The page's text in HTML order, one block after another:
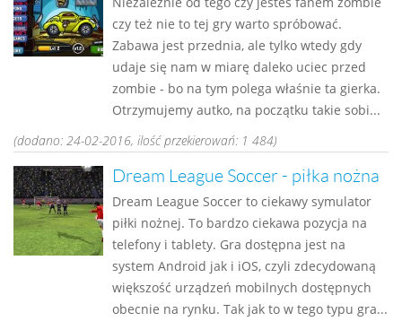
czy też nie to tej gry warto spróbować.
Zabawa jest przednia, ale tylko wtedy gdy
udaje się nam w miarę daleko uciec przed
zombie - bo na tym polega właśnie ta gierka.
Otrzymujemy autko, na początku takie sobi...
(dodano: 24-02-2016, ilość przekierowań: 1 484)
Dream League Soccer - piłka nożna
Dream League Soccer to ciekawy symulator
piłki nożnej. To bardzo ciekawa pozycja na
telefony i tablety. Gra dostępna jest na
system Android jak i iOS, czyli zdecydowaną
większość urządzeń mobilnych dostępnych
obecnie na rynku. Tak jak to w tego typu gra...